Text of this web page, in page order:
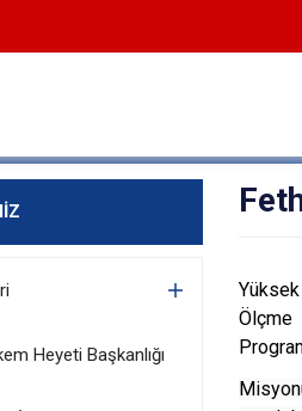
Heyeti Başkanlığı